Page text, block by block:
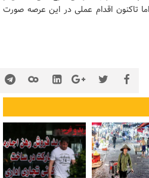
تاکنون اقدام عملی در این عرصه صورت